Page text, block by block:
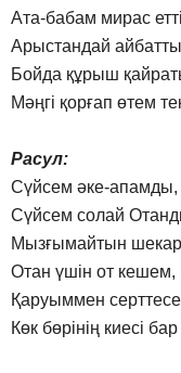
Ата-бабам мирас
Арыстандай
Бойда құрыш
Мәңгі қорғап өтем
Расул:
Сүйсем әке-апамды,
Сүйсем солай
Мызғымайтын
Отан үшін от кешем,
Қаруыммен
Көк бөрінің киесі